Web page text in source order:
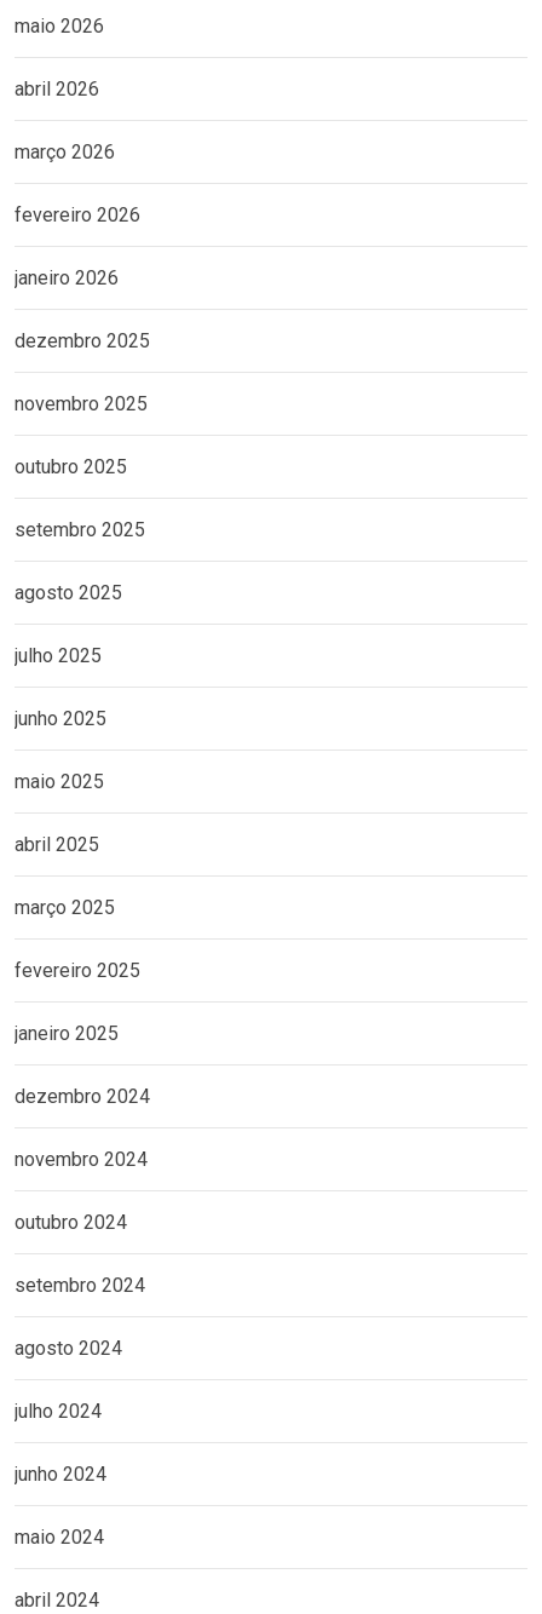
maio 2026
abril 2026
março 2026
fevereiro 2026
janeiro 2026
dezembro 2025
novembro 2025
outubro 2025
setembro 2025
agosto 2025
julho 2025
junho 2025
maio 2025
abril 2025
março 2025
fevereiro 2025
janeiro 2025
dezembro 2024
novembro 2024
outubro 2024
setembro 2024
agosto 2024
julho 2024
junho 2024
maio 2024
abril 2024